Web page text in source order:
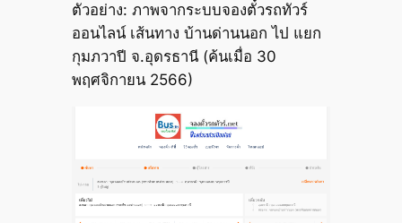
ตัวอย่าง: ภาพจากระบบจองตั๋วรถทัวร์
ออนไลน์ เส้นทาง บ้านด่านนอก ไป แยก
กุมภวาปี จ.อุดรธานี (ค้นเมื่อ 30
พฤศจิกายน 2566)